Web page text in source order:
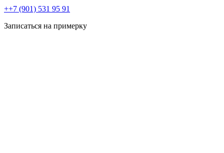
++7 (901) 531 95 91
Записаться на примерку